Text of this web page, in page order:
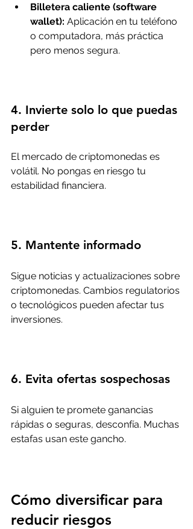
Billetera caliente (software
wallet): Aplicación en tu teléfono
o computadora, más práctica
pero menos segura.
4. Invierte solo lo que puedas
perder
El mercado de criptomonedas es
volátil. No pongas en riesgo tu
estabilidad financiera.
5. Mantente informado
Sigue noticias y actualizaciones sobre
criptomonedas. Cambios regulatorios
o tecnológicos pueden afectar tus
inversiones.
6. Evita ofertas sospechosas
Si alguien te promete ganancias
rápidas o seguras, desconfía. Muchas
estafas usan este gancho.
Cómo diversificar para
reducir riesgos